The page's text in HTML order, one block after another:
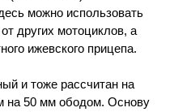
можно использовать
других мотоциклов, а
ижевского прицепа.
и тоже рассчитан на
на 50 мм ободом. Основу